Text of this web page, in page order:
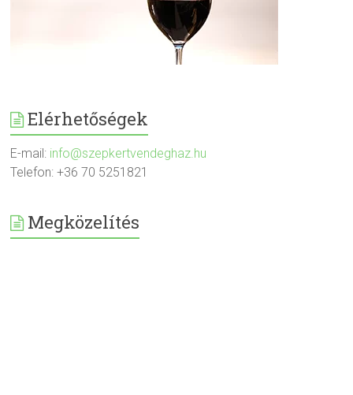
Elérhetőségek
E-mail: info@szepkertvendeghaz.hu
Telefon: +36 70 5251821
Megközelítés